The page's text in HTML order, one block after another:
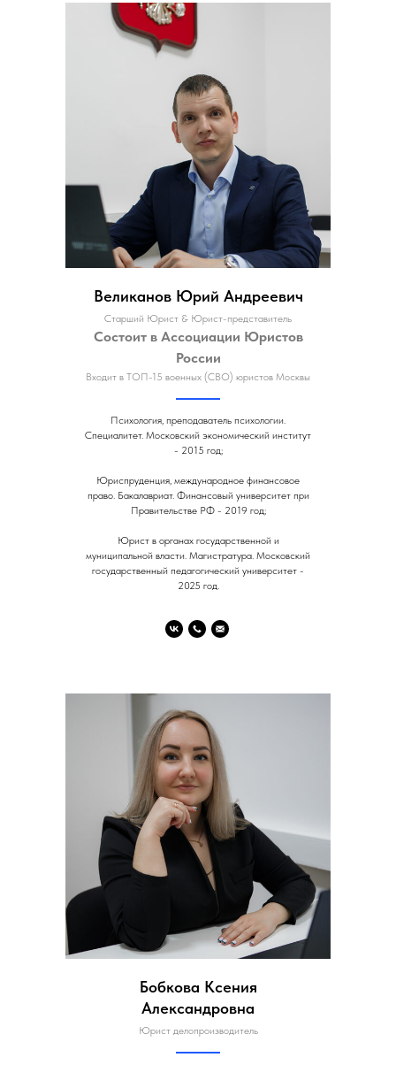
Великанов Юрий Андреевич
Старший Юрист & Юрист-представитель
Состоит в Ассоциации Юристов
России
Входит в ТОП-15 военных (СВО) юристов Москвы
Психология, преподаватель психологии.
Специалитет. Московский экономический институт
- 2015 год;
Юриспруденция, международное финансовое
право. Бакалавриат. Финансовый университет при
Правительстве РФ - 2019 год;
Юрист в органах государственной и
муниципальной власти. Магистратура. Московский
государственный педагогический университет -
2025 год.
Бобкова Ксения
Александровна
Юрист делопроизводитель